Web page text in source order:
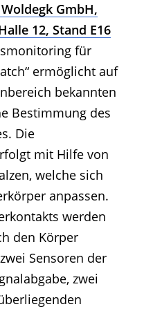
GmbH,
12, Stand E16
für
ermöglicht auf
bekannten
Bestimmung des
Die
mit Hilfe von
welche sich
anpassen.
werden
den Körper
Sensoren der
zwei